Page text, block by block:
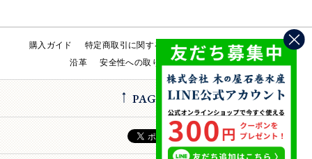
購入ガイド 特定商取引に関する法律 会社概要
工場直売所
沿革
安全性への取り組み お問い合わせ
PAGE TOP